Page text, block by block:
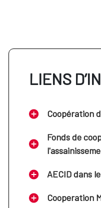
LIENS
Coopération
Fonds de
AECID dans
Cooperation